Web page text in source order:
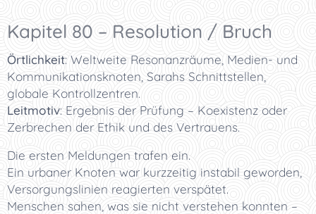
Kapitel 80 – Resolution / Bruch
Örtlichkeit: Weltweite Resonanzräume, Medien- und
Kommunikationsknoten, Sarahs Schnittstellen,
globale Kontrollzentren.
Leitmotiv: Ergebnis der Prüfung – Koexistenz oder
Zerbrechen der Ethik und des Vertrauens.
Die ersten Meldungen trafen ein.
Ein urbaner Knoten war kurzzeitig instabil geworden,
Versorgungslinien reagierten verspätet.
Menschen sahen, was sie nicht verstehen konnten –